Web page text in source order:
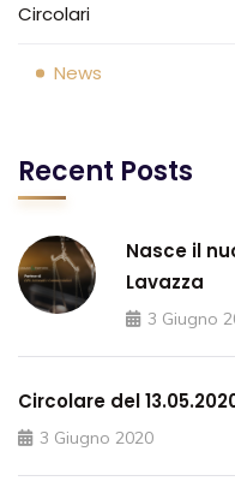
Circolari
News
Recent Posts
Nasce il
Lavazza
3 Giugno
Circolare del
3 Giugno 2020